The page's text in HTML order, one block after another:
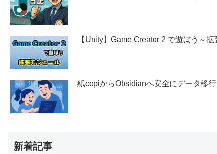
【Unity】Game Creator 2 で遊ぼう～
紙copiからObsidianへ安全にデータ移
新着記事